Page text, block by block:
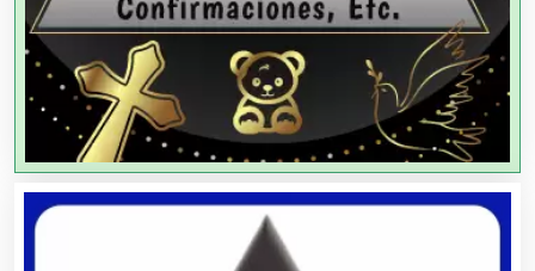
Agencias de Viajes
Agricultores
Agricultura y Ganadería